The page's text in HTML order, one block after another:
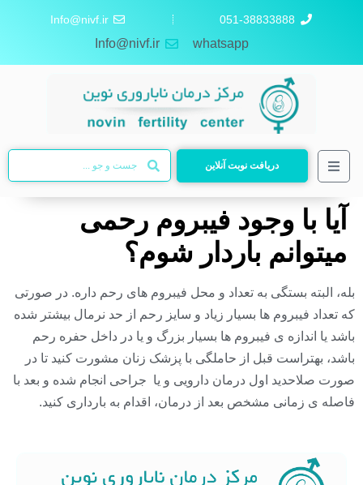
051-38833888
Info@nivf.ir
whatsapp
Info@nivf.ir
دریافت نوبت آنلاین
آیا با وجود فیبروم رحمی
میتوانم باردار شوم؟
بله، البته بستگی به تعداد و محل فیبروم های رحم داره. در صورتی
که تعداد فیبروم ها بسیار زیاد و سایز رحم از حد نرمال بیشتر شده
باشد یا اندازه ی فیبروم ها بسیار بزرگ و یا در داخل حفره رحم
باشد، بهتراست قبل از حاملگی با پزشک زنان مشورت کنید تا در
صورت صلاحدید اول درمان دارویی و یا جراحی انجام شده و بعد با
فاصله ی زمانی مشخص بعد از درمان، اقدام به بارداری کنید.